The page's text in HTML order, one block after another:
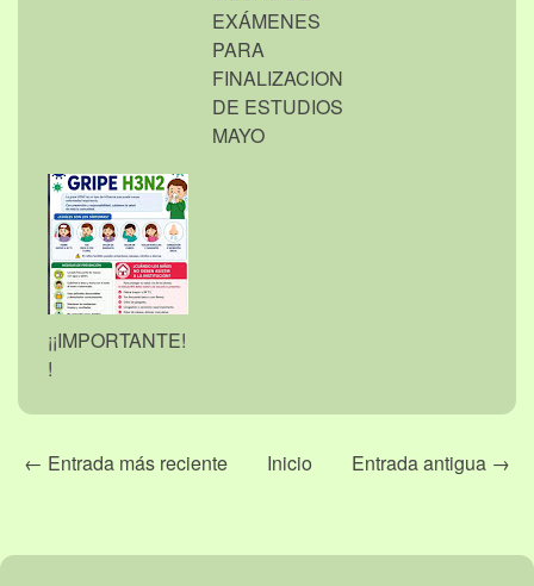
EXÁMENES
PARA
FINALIZACION
DE ESTUDIOS
MAYO
¡¡IMPORTANTE!
!
← Entrada más reciente Entrada antigua →
Inicio